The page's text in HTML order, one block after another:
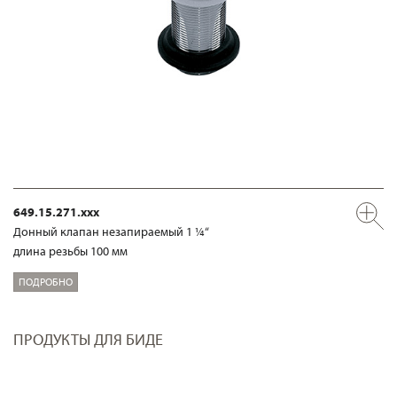
649.15.271.xxx
Донный клапан незапираемый 1 ¼“
длина резьбы 100 мм
ПОДРОБНО
ПРОДУКТЫ ДЛЯ БИДЕ